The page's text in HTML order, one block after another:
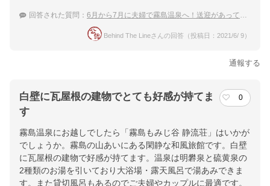
回答された質問： 6月から7月に夫婦で霧島温泉へ！送迎があってこじんまりとした宿
Behind The Lineさんの回答（投稿日：2021/6/ 9）
通報する
白壁に瓦屋根の建物でとても好感が持てま
す
0
霧島温泉にお越しでしたら「霧島もみじ谷 静流荘」はいかが
でしょうか。霧島の山あいにある閑静な和風旅館です。白壁
に瓦屋根の建物で好感が持てます。温泉は明礬泉と硫黄泉の
2種類のお湯を引いており大浴場・露天風呂で湯あみできま
す。また貸切風呂もあるのでご夫婦やカップルに最適です。